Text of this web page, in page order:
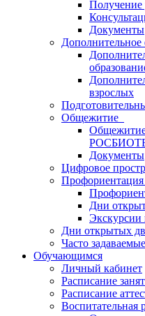
Получение
Документы
Дополнительное
взрослых
Общежитие
Документы
Цифровое
Профориентация
Дни
Дни открытых
Часто
Обучающимся
Личный кабинет
Расписание
Расписание
Воспитательная